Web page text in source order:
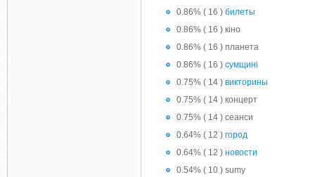
0.86% ( 16 ) билеты
0.86% ( 16 ) кіно
0.86% ( 16 ) планета
0.86% ( 16 ) сумщині
0.75% ( 14 ) викторины
0.75% ( 14 ) концерт
0.75% ( 14 ) сеанси
0.64% ( 12 ) город
0.64% ( 12 ) новости
0.54% ( 10 ) sumy